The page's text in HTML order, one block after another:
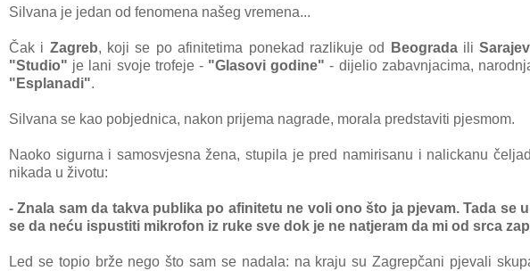
Silvana je jedan od fenomena našeg vremena...
Čak i Zagreb, koji se po afinitetima ponekad razlikuje od Beogradaili
"Studio" je lani svoje trofeje - "Glasovi godine" - dijelio zabavnjacima,
"Esplanadi".
Silvana se kao pobjednica, nakon prijema nagrade, morala predstaviti pjesmom.
Naoko sigurna i samosvjesna žena, stupila je pred namirisanu i nalickanu
nikada u životu:
- Znala sam da takva publika po afinitetu ne voli ono što ja pjevam. Tada se
se da neću ispustiti mikrofon iz ruke sve dok je ne natjeram da mi od srca
Led se topio brže nego što sam se nadala: na kraju su Zagrepčani pjevali